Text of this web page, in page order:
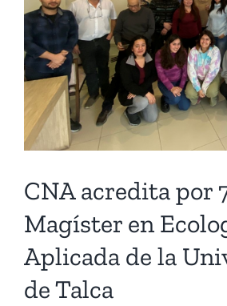
CNA acredita por
Magíster en
Aplicada de la
de Talca